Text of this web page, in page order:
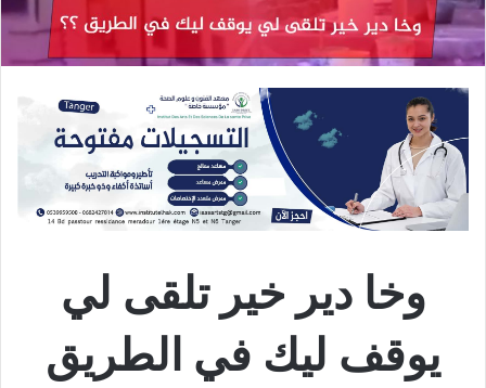
وخا دير خير تلقى لي
يوقف ليك في الطريق